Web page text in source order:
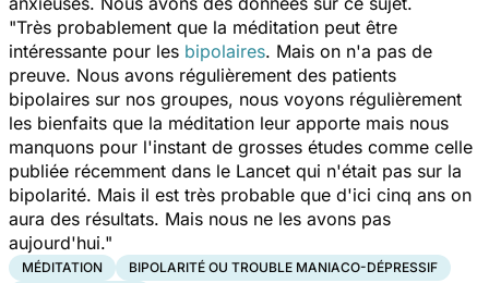
"Très probablement que la méditation peut être
intéressante pour les bipolaires. Mais on n'a pas de
preuve. Nous avons régulièrement des patients
bipolaires sur nos groupes, nous voyons régulièrement
les bienfaits que la méditation leur apporte mais nous
manquons pour l'instant de grosses études comme celle
publiée récemment dans le Lancet qui n'était pas sur la
bipolarité. Mais il est très probable que d'ici cinq ans on
aura des résultats. Mais nous ne les avons pas
aujourd'hui."
MÉDITATION
BIPOLARITÉ OU TROUBLE MANIACO-DÉPRESSIF